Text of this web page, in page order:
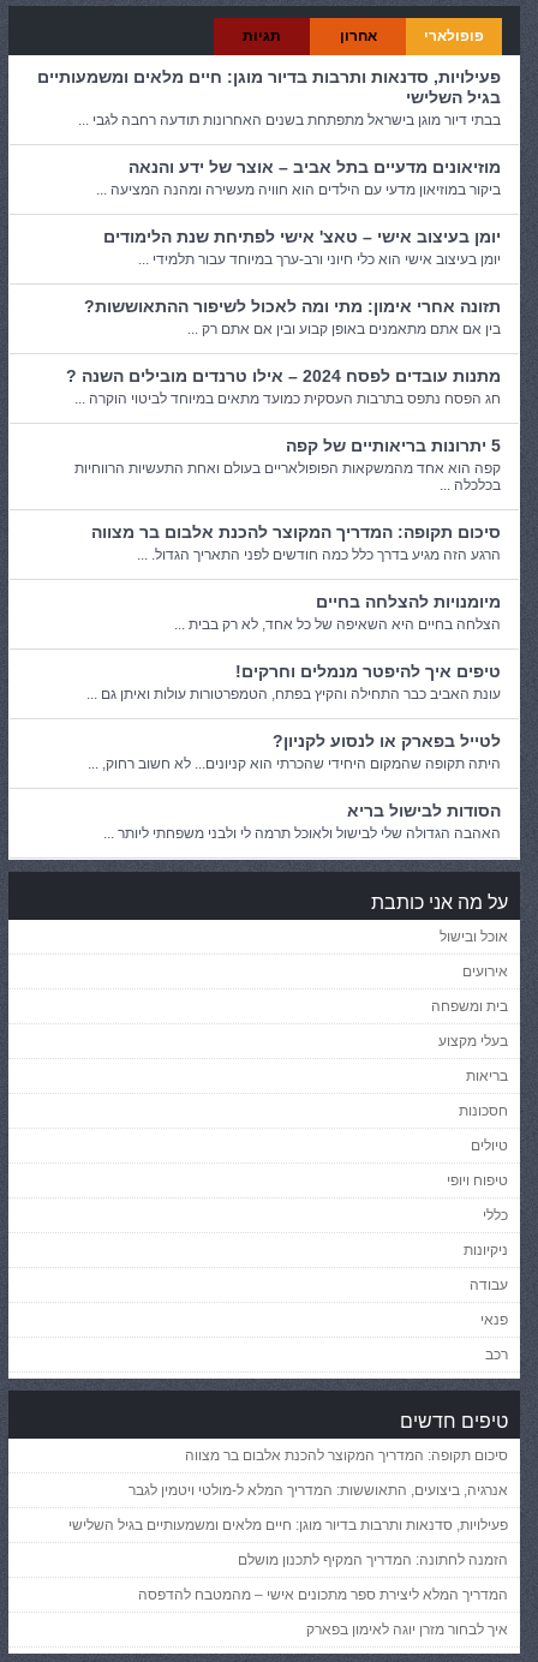
פופולארי אחרון תגיות
פעילויות, סדנאות ותרבות בדיור מוגן: חיים מלאים ומשמעותיים
בגיל השלישי
בבתי דיור מוגן בישראל מתפתחת בשנים האחרונות תודעה רחבה לגבי ...
מוזיאונים מדעיים בתל אביב – אוצר של ידע והנאה
ביקור במוזיאון מדעי עם הילדים הוא חוויה מעשירה ומהנה המציעה ...
יומן בעיצוב אישי – טאצ' אישי לפתיחת שנת הלימודים
יומן בעיצוב אישי הוא כלי חיוני ורב-ערך במיוחד עבור תלמידי ...
תזונה אחרי אימון: מתי ומה לאכול לשיפור ההתאוששות?
בין אם אתם מתאמנים באופן קבוע ובין אם אתם רק ...
מתנות עובדים לפסח 2024 – אילו טרנדים מובילים השנה ?
חג הפסח נתפס בתרבות העסקית כמועד מתאים במיוחד לביטוי הוקרה ...
5 יתרונות בריאותיים של קפה
קפה הוא אחד מהמשקאות הפופולאריים בעולם ואחת התעשיות הרווחיות
בכלכלה ...
סיכום תקופה: המדריך המקוצר להכנת אלבום בר מצווה
הרגע הזה מגיע בדרך כלל כמה חודשים לפני התאריך הגדול. ...
מיומנויות להצלחה בחיים
הצלחה בחיים היא השאיפה של כל אחד, לא רק בבית ...
טיפים איך להיפטר מנמלים וחרקים!
עונת האביב כבר התחילה והקיץ בפתח, הטמפרטורות עולות ואיתן גם ...
לטייל בפארק או לנסוע לקניון?
היתה תקופה שהמקום היחידי שהכרתי הוא קניונים... לא חשוב רחוק, ...
הסודות לבישול בריא
האהבה הגדולה שלי לבישול ולאוכל תרמה לי ולבני משפחתי ליותר ...
על מה אני כותבת
אוכל ובישול
אירועים
בית ומשפחה
בעלי מקצוע
בריאות
חסכונות
טיולים
טיפוח ויופי
כללי
ניקיונות
עבודה
פנאי
רכב
טיפים חדשים
סיכום תקופה: המדריך המקוצר להכנת אלבום בר מצווה
אנרגיה, ביצועים, התאוששות: המדריך המלא ל-מולטי ויטמין לגבר
פעילויות, סדנאות ותרבות בדיור מוגן: חיים מלאים ומשמעותיים בגיל השלישי
הזמנה לחתונה: המדריך המקיף לתכנון מושלם
המדריך המלא ליצירת ספר מתכונים אישי – מהמטבח להדפסה
איך לבחור מזרן יוגה לאימון בפארק